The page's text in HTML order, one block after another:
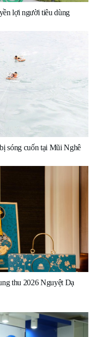
lợi người tiêu dùng
sóng cuốn tại Mũi Nghê
thu 2026 Nguyệt Dạ